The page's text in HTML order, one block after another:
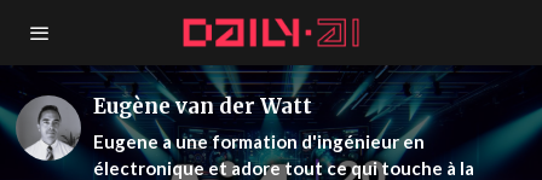
Eugène van der Watt
Eugene a une formation d'ingénieur en
électronique et adore tout ce qui touche à la